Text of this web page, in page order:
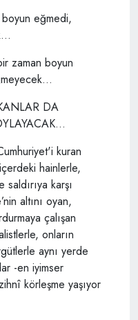
eğmedi,
zaman boyun
DA
kuran
hainlerle,
karşı
altını oyan,
çalışan
onların
aynı yerde
-en iyimser
körleşme yaşıyor